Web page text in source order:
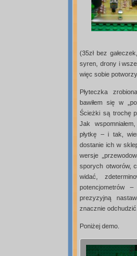
(35zł bez
syren, drony i
więc sobie
Płyteczka
bawiłem się w
Ścieżki są trochę
Jak
płytkę – i tak,
dostanie ich w
wersje
sporych otworów,
widać,
potencjometrów
prezyzyjną
znacznie odchudzić.
Poniżej demo.